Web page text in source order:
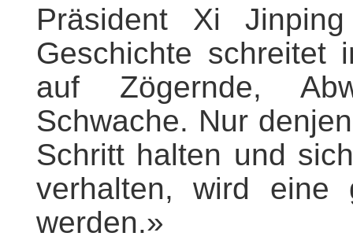
Präsident Xi
Geschichte schreitet
auf Zögernde,
Schwache. Nur
Schritt halten und
verhalten, wird eine
werden.»